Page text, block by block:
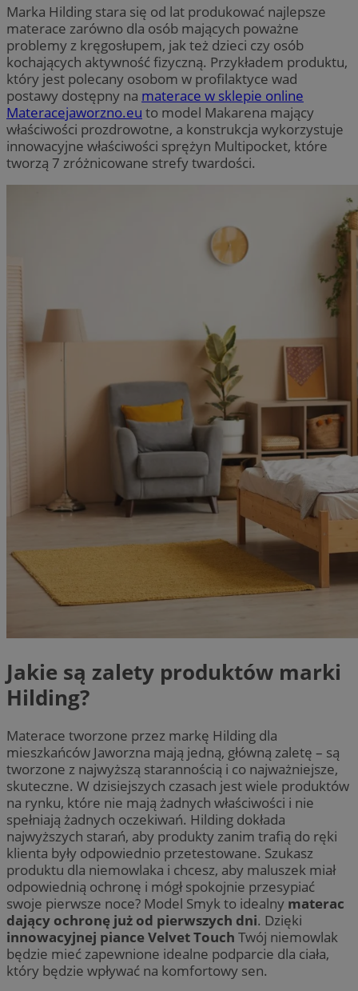
Marka Hilding stara się od lat produkować najlepsze
materace zarówno dla osób mających poważne
problemy z kręgosłupem, jak też dzieci czy osób
kochających aktywność fizyczną. Przykładem produktu,
który jest polecany osobom w profilaktyce wad
postawy dostępny na materace w sklepie online
Materacejaworzno.eu to model Makarena mający
właściwości prozdrowotne, a konstrukcja wykorzystuje
innowacyjne właściwości sprężyn Multipocket, które
tworzą 7 zróżnicowane strefy twardości.
Jakie są zalety produktów marki
Hilding?
Materace tworzone przez markę Hilding dla
mieszkańców Jaworzna mają jedną, główną zaletę – są
tworzone z najwyższą starannością i co najważniejsze,
skuteczne. W dzisiejszych czasach jest wiele produktów
na rynku, które nie mają żadnych właściwości i nie
spełniają żadnych oczekiwań. Hilding dokłada
najwyższych starań, aby produkty zanim trafią do ręki
klienta były odpowiednio przetestowane. Szukasz
produktu dla niemowlaka i chcesz, aby maluszek miał
odpowiednią ochronę i mógł spokojnie przesypiać
swoje pierwsze noce? Model Smyk to idealny materac
dający ochronę już od pierwszych dni. Dzięki
innowacyjnej piance Velvet Touch Twój niemowlak
będzie mieć zapewnione idealne podparcie dla ciała,
który będzie wpływać na komfortowy sen.